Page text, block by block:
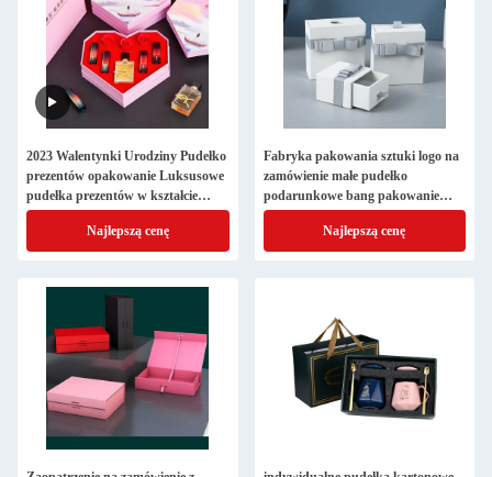
2023 Walentynki Urodziny Pudełko
prezentów opakowanie Luksusowe
pudełka prezentów w kształcie
serca dla walentynki
Najlepszą cenę
Fabryka pakowania sztuki logo na
zamówienie małe pudełko
podarunkowe bang pakowanie
papierowe pudełko do palenia
akcesoria kartonowe pudełka
Najlepszą cenę